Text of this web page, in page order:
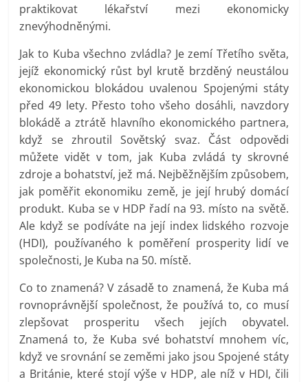
praktikovat lékařství mezi ekonomicky
znevýhodněnými.
Jak to Kuba všechno zvládla? Je zemí Třetího světa,
jejíž ekonomický růst byl krutě brzděný neustálou
ekonomickou blokádou uvalenou Spojenými státy
před 49 lety. Přesto toho všeho dosáhli, navzdory
blokádě a ztrátě hlavního ekonomického partnera,
když se zhroutil Sovětský svaz. Část odpovědi
můžete vidět v tom, jak Kuba zvládá ty skrovné
zdroje a bohatství, jež má. Nejběžnějším způsobem,
jak poměřit ekonomiku země, je její hrubý domácí
produkt. Kuba se v HDP řadí na 93. místo na světě.
Ale když se podíváte na její index lidského rozvoje
(HDI), používaného k poměření prosperity lidí ve
společnosti, Je Kuba na 50. místě.
Co to znamená? V zásadě to znamená, že Kuba má
rovnoprávnější společnost, že používá to, co musí
zlepšovat prosperitu všech jejích obyvatel.
Znamená to, že Kuba své bohatství mnohem víc,
když ve srovnání se zeměmi jako jsou Spojené státy
a Británie, které stojí výše v HDP, ale níž v HDI, čili